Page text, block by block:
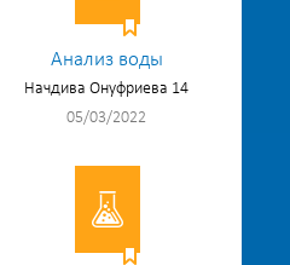
Анализ воды
Начдива Онуфриева 14
05/03/2022